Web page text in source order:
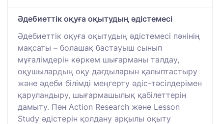
Әдебиеттік оқуға оқытудың әдістемесі
Әдебиеттік оқуға оқытудың әдістемесі пәнінің
мақсаты – болашақ бастауыш сынып
мұғалімдерін көркем шығарманы талдау,
оқушылардың оқу дағдыларын қалыптастыру
және әдеби білімді меңгерту әдіс-тәсілдерімен
қаруландыру, шығармашылық қабілеттерін
дамыту. Пән Action Research және Lesson
Study әдістерін қолдану арқылы оқыту